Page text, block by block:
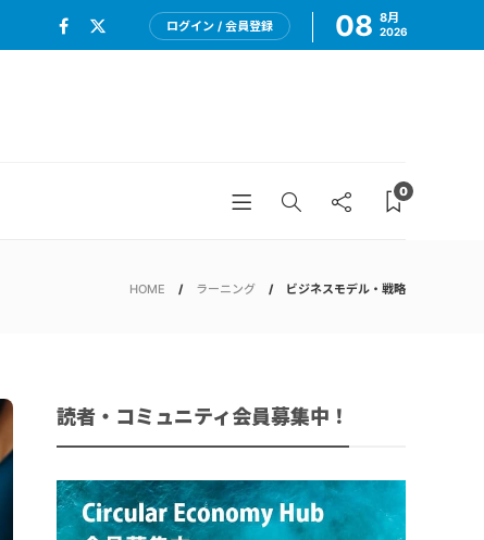
ログイン / 会員登録 08 8月
2026
0
HOME ラーニング ビジネスモデル・戦略
読者・コミュニティ会員募集中！